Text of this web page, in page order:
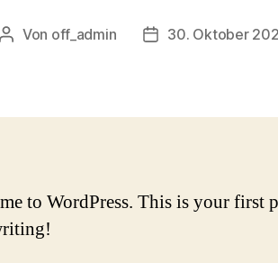
Beitragsautor
Von off_admin Beitragsdatum
30. Oktober
to WordPress. This is your first